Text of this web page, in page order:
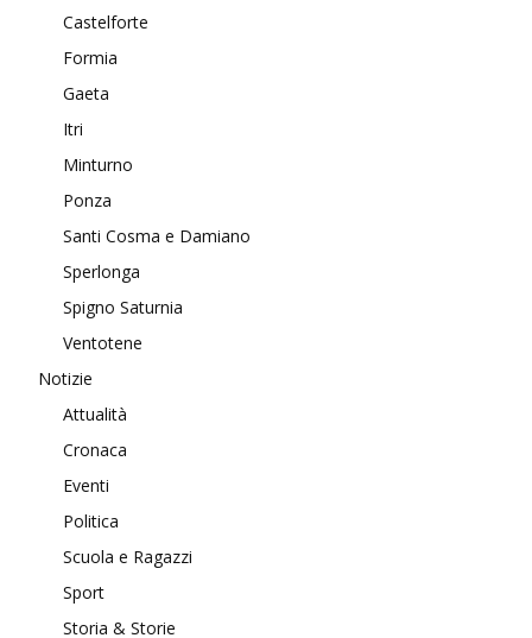
Castelforte
Formia
Gaeta
Itri
Minturno
Ponza
Santi Cosma e Damiano
Sperlonga
Spigno Saturnia
Ventotene
Notizie
Attualità
Cronaca
Eventi
Politica
Scuola e Ragazzi
Sport
Storia & Storie